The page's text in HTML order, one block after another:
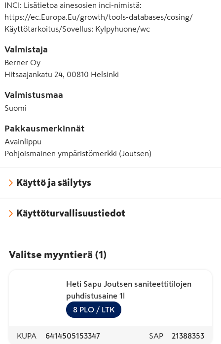
INCI: Lisätietoa ainesosien inci-nimistä:
https://ec.Europa.Eu/growth/tools-databases/cosing/
Käyttötarkoitus/Sovellus: Kylpyhuone/wc
Valmistaja
Berner Oy
Hitsaajankatu 24, 00810 Helsinki
Valmistusmaa
Suomi
Pakkausmerkinnät
Avainlippu
Pohjoismainen ympäristömerkki (Joutsen)
Käyttö ja säilytys
Käyttöturvallisuustiedot
Valitse myyntierä (1)
Heti Sapu Joutsen saniteettitilojen
puhdistusaine 1l
8 PLO / LTK
KUPA 6414505153347 SAP 21388353